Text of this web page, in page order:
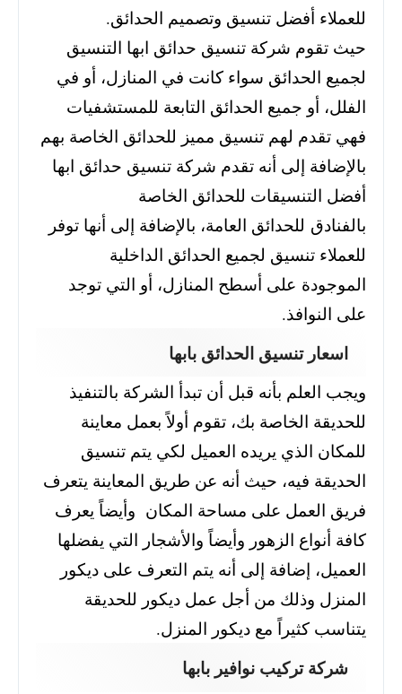
للعملاء أفضل تنسيق وتصميم الحدائق.
حيث تقوم شركة تنسيق حدائق ابها التنسيق
لجميع الحدائق سواء كانت في المنازل، أو في
الفلل، أو جميع الحدائق التابعة للمستشفيات
فهي تقدم لهم تنسيق مميز للحدائق الخاصة بهم
بالإضافة إلى أنه تقدم شركة تنسيق حدائق ابها
أفضل التنسيقات للحدائق الخاصة
بالفنادق للحدائق العامة، بالإضافة إلى أنها توفر
للعملاء تنسيق لجميع الحدائق الداخلية
الموجودة على أسطح المنازل، أو التي توجد
على النوافذ.
اسعار تنسيق الحدائق بابها
ويجب العلم بأنه قبل أن تبدأ الشركة بالتنفيذ
للحديقة الخاصة بك، تقوم أولاً بعمل معاينة
للمكان الذي يريده العميل لكي يتم تنسيق
الحديقة فيه، حيث أنه عن طريق المعاينة يتعرف
فريق العمل على مساحة المكان وأيضاً يعرف
كافة أنواع الزهور وأيضاً والأشجار التي يفضلها
العميل، إضافة إلى أنه يتم التعرف على ديكور
المنزل وذلك من أجل عمل ديكور للحديقة
يتناسب كثيراً مع ديكور المنزل.
شركة تركيب نوافير بابها